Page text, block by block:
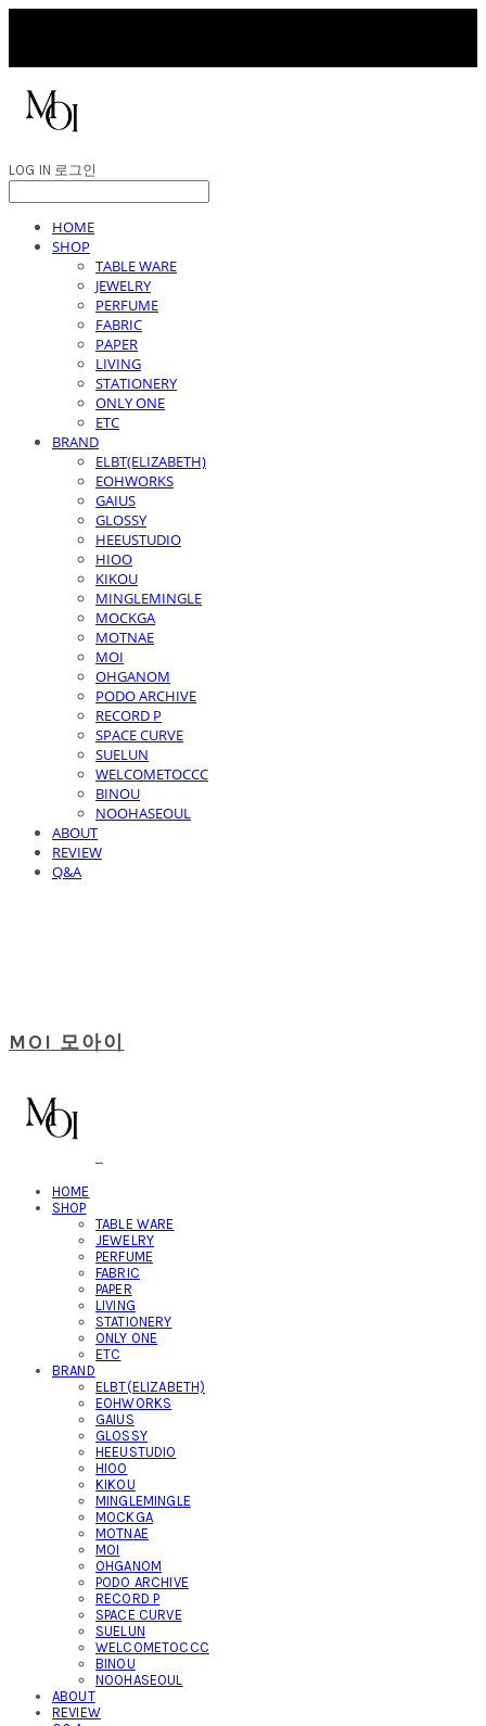
LOG IN 로그인
HOME
SHOP
TABLE WARE
JEWELRY
PERFUME
FABRIC
PAPER
LIVING
STATIONERY
ONLY ONE
ETC
BRAND
ELBT(ELIZABETH)
EOHWORKS
GAIUS
GLOSSY
HEEUSTUDIO
HIOO
KIKOU
MINGLEMINGLE
MOCKGA
MOTNAE
MOI
OHGANOM
PODO ARCHIVE
RECORD P
SPACE CURVE
SUELUN
WELCOMETOCCC
BINOU
NOOHASEOUL
ABOUT
REVIEW
Q&A
MOI 모아이
HOME
SHOP
TABLE WARE
JEWELRY
PERFUME
FABRIC
PAPER
LIVING
STATIONERY
ONLY ONE
ETC
BRAND
ELBT(ELIZABETH)
EOHWORKS
GAIUS
GLOSSY
HEEUSTUDIO
HIOO
KIKOU
MINGLEMINGLE
MOCKGA
MOTNAE
MOI
OHGANOM
PODO ARCHIVE
RECORD P
SPACE CURVE
SUELUN
WELCOMETOCCC
BINOU
NOOHASEOUL
ABOUT
REVIEW